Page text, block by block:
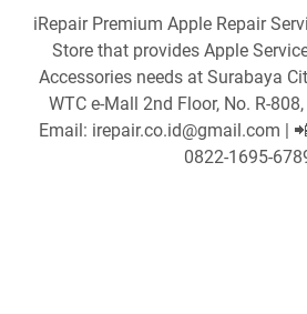
iRepair Premium Apple Repair
Store that provides Apple
Accessories needs at Surabaya
WTC e-Mall 2nd Floor, No. R-
Email: irepair.co.id@gmail.com |
0822-1695-